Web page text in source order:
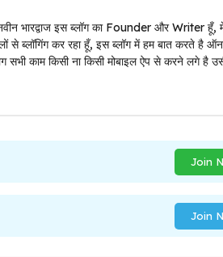
भारद्वाज इस ब्लॉग का Founder और Writer हूँ,
ब्लॉगिंग कर रहा हूँ, इस ब्लॉग में हम बात करते है
काम किसी ना किसी मोबाइल ऐप से करने लगे है
Join
Join